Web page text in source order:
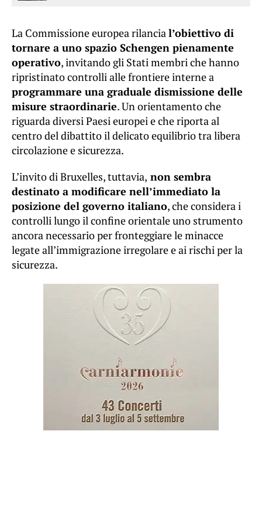
La Commissione europea rilancial’obiettivo di
tornare a uno spazio Schengen pienamente
operativo, invitando gli Stati membri che hanno
ripristinato controlli alle frontiere interne a
programmare una graduale dismissione delle
misure straordinarie. Un orientamento che
riguarda diversi Paesi europei e che riporta al
centro del dibattito il delicato equilibrio tra libera
circolazione e sicurezza.
L’invito di Bruxelles, tuttavia, non sembra
destinato a modificare nell’immediato la
posizione del governo italiano, che considera i
controlli lungo il confine orientale uno strumento
ancora necessario per fronteggiare le minacce
legate all’immigrazione irregolare e ai rischi per la
sicurezza.